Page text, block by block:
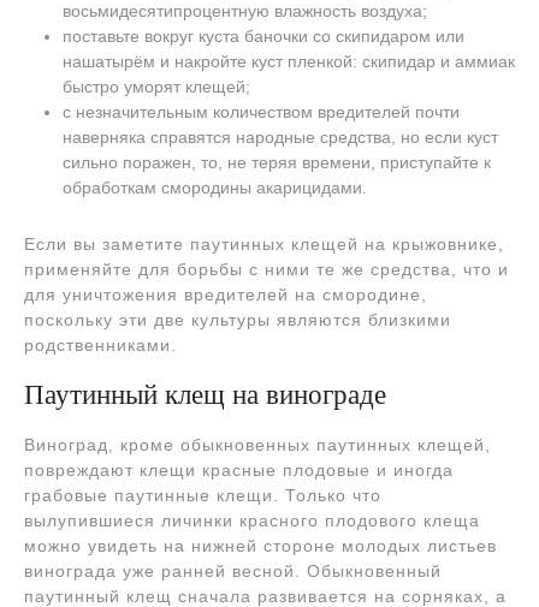
восьмидесятипроцентную влажность воздуха;
поставьте вокруг куста баночки со скипидаром или
нашатырём и накройте куст пленкой: скипидар и аммиак
быстро уморят клещей;
с незначительным количеством вредителей почти
наверняка справятся народные средства, но если куст
сильно поражен, то, не теряя времени, приступайте к
обработкам смородины акарицидами.
Если вы заметите паутинных клещей на крыжовнике,
применяйте для борьбы с ними те же средства, что и
для уничтожения вредителей на смородине,
поскольку эти две культуры являются близкими
родственниками.
Паутинный клещ на винограде
Виноград, кроме обыкновенных паутинных клещей,
повреждают клещи красные плодовые и иногда
грабовые паутинные клещи. Только что
вылупившиеся личинки красного плодового клеща
можно увидеть на нижней стороне молодых листьев
винограда уже ранней весной. Обыкновенный
паутинный клещ сначала развивается на сорняках, а